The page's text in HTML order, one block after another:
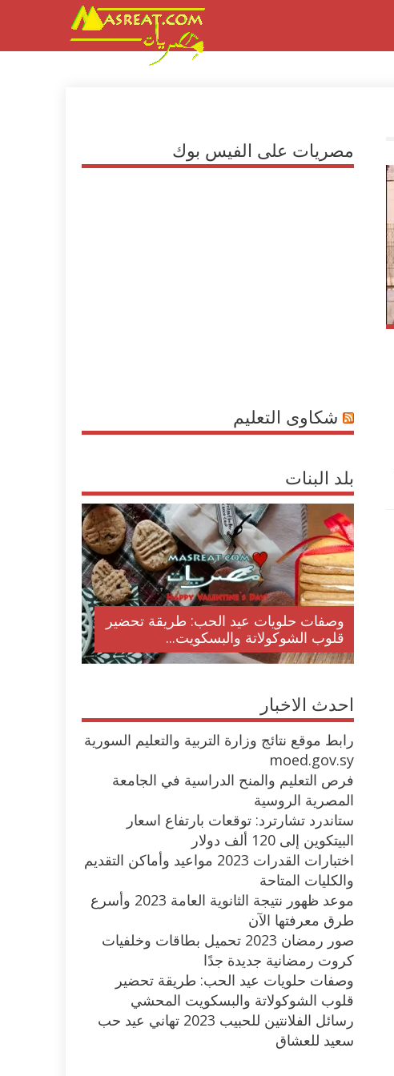
مصريات على الفيس بوك
شكاوى التعليم
بلد البنات
وصفات حلويات عيد الحب: طريقة تحضير
قلوب الشوكولاتة والبسكويت...
احدث الاخبار
رابط موقع نتائج وزارة التربية والتعليم السورية
moed.gov.sy
فرص التعليم والمنح الدراسية في الجامعة
المصرية الروسية
ستاندرد تشارترد: توقعات بارتفاع اسعار
البيتكوين إلى 120 ألف دولار
اختبارات القدرات 2023 مواعيد وأماكن التقديم
والكليات المتاحة
موعد ظهور نتيجة الثانوية العامة 2023 وأسرع
طرق معرفتها الآن
صور رمضان 2023 تحميل بطاقات وخلفيات
كروت رمضانية جديدة جدًا
وصفات حلويات عيد الحب: طريقة تحضير
قلوب الشوكولاتة والبسكويت المحشي
رسائل الفلانتين للحبيب 2023 تهاني عيد حب
سعيد للعشاق